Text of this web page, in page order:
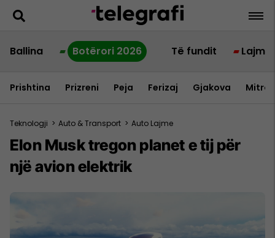
Ballina Botërori 2026 Të fundit Lajme
Prishtina Prizreni Peja Ferizaj Gjakova
Teknologji > Auto & Transport > Auto Lajme
Elon Musk tregon planet e tij për
një avion elektrik